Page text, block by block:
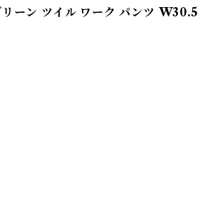
ン ツイル ワーク パンツ W30.5